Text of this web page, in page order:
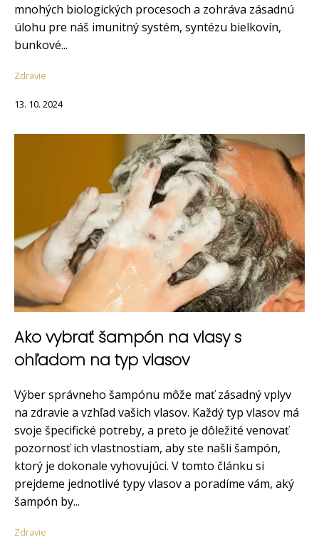
mnohých biologických procesoch a zohráva zásadnú
úlohu pre náš imunitný systém, syntézu bielkovín,
bunkové...
Zdravie
13. 10. 2024
Ako vybrať šampón na vlasy s
ohľadom na typ vlasov
Výber správneho šampónu môže mať zásadný vplyv
na zdravie a vzhľad vašich vlasov. Každý typ vlasov má
svoje špecifické potreby, a preto je dôležité venovať
pozornosť ich vlastnostiam, aby ste našli šampón,
ktorý je dokonale vyhovujúci. V tomto článku si
prejdeme jednotlivé typy vlasov a poradíme vám, aký
šampón by...
Zdravie